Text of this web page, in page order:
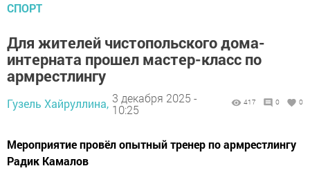
СПОРТ
Для жителей чистопольского дома-
интерната прошел мастер-класс по
армрестлингу
Гузель Хайруллина, 3 декабря 2025 -
10:25
417 0 0
Мероприятие провёл опытный тренер по армрестлингу
Радик Камалов